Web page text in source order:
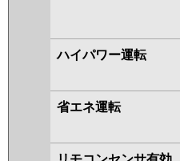
ハイパワー運転
省エネ運転